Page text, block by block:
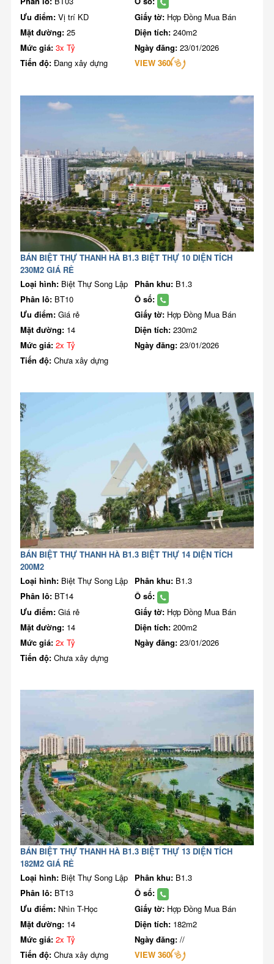
Ưu điểm: Vị trí KD Giấy tờ: Hợp Đồng Mua Bán
Mặt đường: 25 Diện tích: 240m2
Mức giá: 3x Tỷ Ngày đăng: 23/01/2026
Tiến độ: Đang xây dựng VIEW 360
BÁN BIỆT THỰ THANH HÀ B1.3 BIỆT THỰ 10 DIỆN TÍCH
230M2 GIÁ RẺ
Loại hình: Biệt Thự Song Lập Phân khu: B1.3
Phân lô: BT10
Ô số:
Ưu điểm: Giá rẻ Giấy tờ: Hợp Đồng Mua Bán
Mặt đường: 14 Diện tích: 230m2
Mức giá: 2x Tỷ Ngày đăng: 23/01/2026
Tiến độ: Chưa xây dựng
BÁN BIỆT THỰ THANH HÀ B1.3 BIỆT THỰ 14 DIỆN TÍCH
200M2
Loại hình: Biệt Thự Song Lập Phân khu: B1.3
Phân lô: BT14
Ô số:
Ưu điểm: Giá rẻ Giấy tờ: Hợp Đồng Mua Bán
Mặt đường: 14 Diện tích: 200m2
Mức giá: 2x Tỷ Ngày đăng: 23/01/2026
Tiến độ: Chưa xây dựng
BÁN BIỆT THỰ THANH HÀ B1.3 BIỆT THỰ 13 DIỆN TÍCH
182M2 GIÁ RẺ
Loại hình: Biệt Thự Song Lập Phân khu: B1.3
Phân lô: BT13
Ô số:
Ưu điểm: Nhìn T-Học Giấy tờ: Hợp Đồng Mua Bán
Mặt đường: 14 Diện tích: 182m2
Mức giá: 2x Tỷ Ngày đăng: //
Tiến độ: Chưa xây dựng VIEW 360